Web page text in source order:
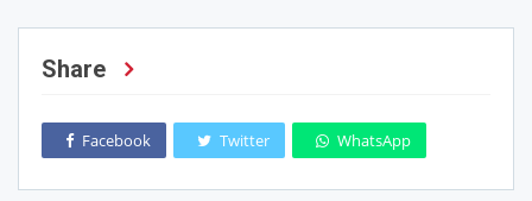
Share
Facebook Twitter WhatsApp